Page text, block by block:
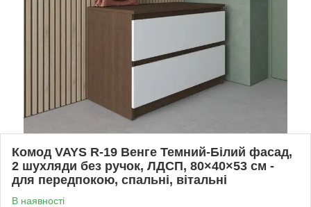
Комод VAYS R-19 Венге Темний-Білий фасад,
2 шухляди без ручок, ЛДСП, 80×40×53 см -
для передпокою, спальні, вітальні
В наявності